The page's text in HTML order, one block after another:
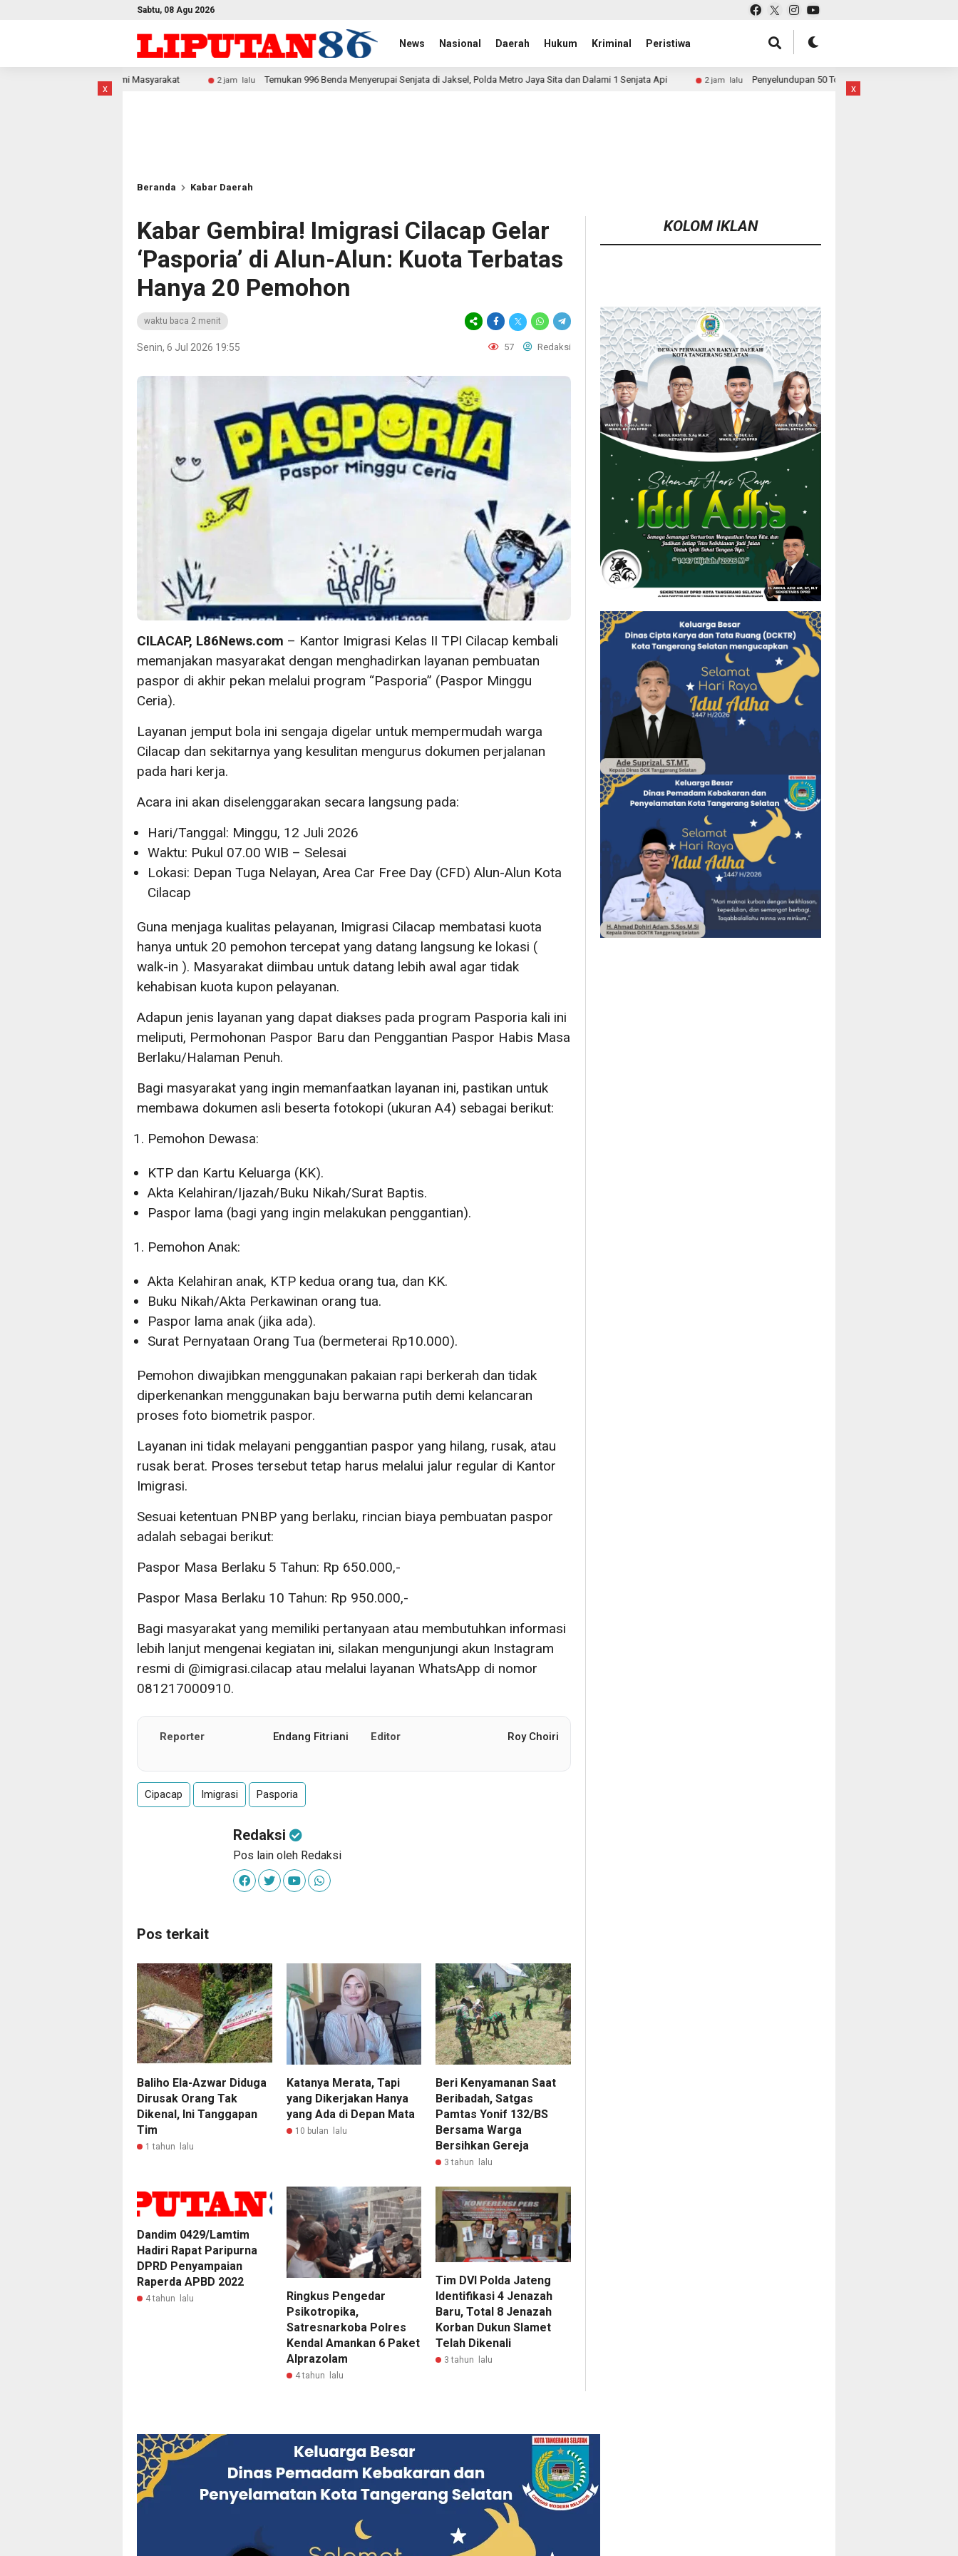
Sabtu, 08 Agu 2026
News Nasional Daerah Hukum Kriminal Peristiwa
x
2 jam lalu Temukan 996 Benda Menyerupai Senjata di Jaksel, Polda Metro Jaya Sita dan Dalami 1 Senjata Api 2 jam lalu Penyelundupan 50 Ton Pasir Timah ke Malaysia Dibongkar, Bareskrim
Beranda Kabar Daerah
Kabar Gembira! Imigrasi Cilacap Gelar
‘Pasporia’ di Alun-Alun: Kuota Terbatas
Hanya 20 Pemohon
waktu baca 2 menit
Senin, 6 Jul 2026 19:55 57 Redaksi
CILACAP, L86News.com – Kantor Imigrasi Kelas II TPI Cilacap kembali
memanjakan masyarakat dengan menghadirkan layanan pembuatan
paspor di akhir pekan melalui program “Pasporia” (Paspor Minggu
Ceria).
Layanan jemput bola ini sengaja digelar untuk mempermudah warga
Cilacap dan sekitarnya yang kesulitan mengurus dokumen perjalanan
pada hari kerja.
Acara ini akan diselenggarakan secara langsung pada:
Hari/Tanggal: Minggu, 12 Juli 2026
Waktu: Pukul 07.00 WIB – Selesai
Lokasi: Depan Tuga Nelayan, Area Car Free Day (CFD) Alun-Alun Kota
Cilacap
Guna menjaga kualitas pelayanan, Imigrasi Cilacap membatasi kuota
hanya untuk 20 pemohon tercepat yang datang langsung ke lokasi (
walk-in ). Masyarakat diimbau untuk datang lebih awal agar tidak
kehabisan kuota kupon pelayanan.
Adapun jenis layanan yang dapat diakses pada program Pasporia kali ini
meliputi, Permohonan Paspor Baru dan Penggantian Paspor Habis Masa
Berlaku/Halaman Penuh.
Bagi masyarakat yang ingin memanfaatkan layanan ini, pastikan untuk
membawa dokumen asli beserta fotokopi (ukuran A4) sebagai berikut:
Pemohon Dewasa:
KTP dan Kartu Keluarga (KK).
Akta Kelahiran/Ijazah/Buku Nikah/Surat Baptis.
Paspor lama (bagi yang ingin melakukan penggantian).
Pemohon Anak:
Akta Kelahiran anak, KTP kedua orang tua, dan KK.
Buku Nikah/Akta Perkawinan orang tua.
Paspor lama anak (jika ada).
Surat Pernyataan Orang Tua (bermeterai Rp10.000).
Pemohon diwajibkan menggunakan pakaian rapi berkerah dan tidak
diperkenankan menggunakan baju berwarna putih demi kelancaran
proses foto biometrik paspor.
Layanan ini tidak melayani penggantian paspor yang hilang, rusak, atau
rusak berat. Proses tersebut tetap harus melalui jalur regular di Kantor
Imigrasi.
Sesuai ketentuan PNBP yang berlaku, rincian biaya pembuatan paspor
adalah sebagai berikut:
Paspor Masa Berlaku 5 Tahun: Rp 650.000,-
Paspor Masa Berlaku 10 Tahun: Rp 950.000,-
Bagi masyarakat yang memiliki pertanyaan atau membutuhkan informasi
lebih lanjut mengenai kegiatan ini, silakan mengunjungi akun Instagram
resmi di @imigrasi.cilacap atau melalui layanan WhatsApp di nomor
081217000910.
Reporter Endang Fitriani Editor Roy Choiri
Cipacap Imigrasi Pasporia
Redaksi
Pos lain oleh Redaksi
Pos terkait
Baliho Ela-Azwar Diduga
Dirusak Orang Tak
Dikenal, Ini Tanggapan
Tim
1 tahun lalu
Katanya Merata, Tapi
yang Dikerjakan Hanya
yang Ada di Depan Mata
10 bulan lalu
Beri Kenyamanan Saat
Beribadah, Satgas
Pamtas Yonif 132/BS
Bersama Warga
Bersihkan Gereja
3 tahun lalu
Dandim 0429/Lamtim
Hadiri Rapat Paripurna
DPRD Penyampaian
Raperda APBD 2022
4 tahun lalu
Ringkus Pengedar
Psikotropika,
Satresnarkoba Polres
Kendal Amankan 6 Paket
Alprazolam
4 tahun lalu
Tim DVI Polda Jateng
Identifikasi 4 Jenazah
Baru, Total 8 Jenazah
Korban Dukun Slamet
Telah Dikenali
3 tahun lalu
KOLOM IKLAN
x